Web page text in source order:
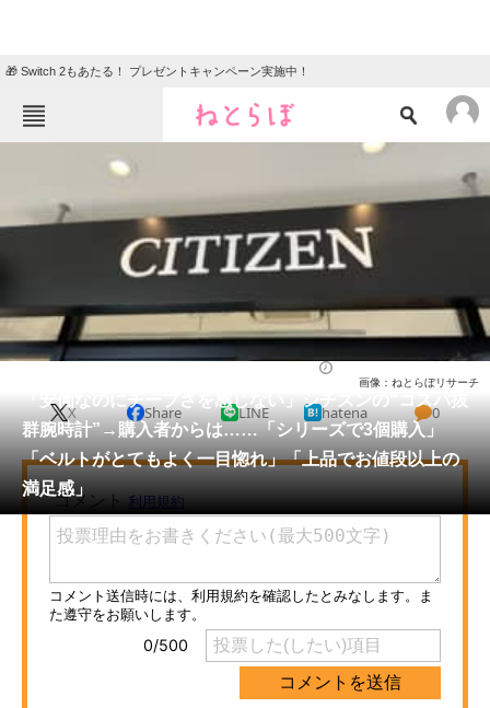
🎁 Switch 2もあたる！ プレゼントキャンペーン実施中！
エンタメ
地域
住まい 教育・育児
動物
メディア
注目記事を集めた総合ページ
ITの今と未来を見通す
スマホと通信の最新トレンド
進化するPCとデバイスの未来
「安価なのにチープさを感じない」シチズンの“コスパ抜
群腕時計”→購入者からは……「シリーズで3個購入」
「ベルトがとてもよく一目惚れ」「上品でお値段以上の
満足感」
画像：ねとらぼリサーチ
X Share LINE hatena 0